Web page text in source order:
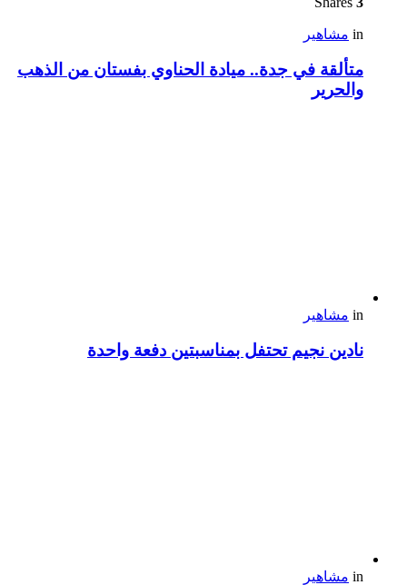
in مشاهير
متألقة في جدة.. ميادة الحناوي بفستان من الذهب
والحرير
in مشاهير
نادين نجيم تحتفل بمناسبتين دفعة واحدة
in مشاهير